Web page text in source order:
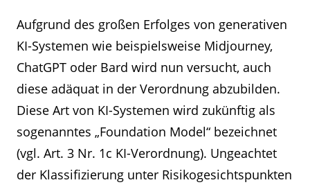
Aufgrund des großen Erfolges von generativen
KI-Systemen wie beispielsweise Midjourney,
ChatGPT oder Bard wird nun versucht, auch
diese adäquat in der Verordnung abzubilden.
Diese Art von KI-Systemen wird zukünftig als
sogenanntes „Foundation Model“ bezeichnet
(vgl. Art. 3 Nr. 1c KI-Verordnung). Ungeachtet
der Klassifizierung unter Risikogesichtspunkten